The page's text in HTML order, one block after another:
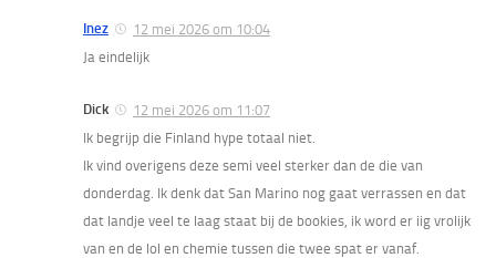
Inez
12 mei 2026 om 10:04
Ja eindelijk
Dick
12 mei 2026 om 11:07
Ik begrijp die Finland hype totaal niet.
Ik vind overigens deze semi veel sterker dan de die van
donderdag. Ik denk dat San Marino nog gaat verrassen en dat
dat landje veel te laag staat bij de bookies, ik word er iig vrolijk
van en de lol en chemie tussen die twee spat er vanaf.